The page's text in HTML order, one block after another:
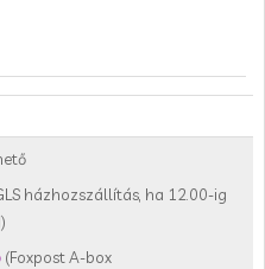
házhozszállítás, ha 12.00-ig
(Foxpost A-box